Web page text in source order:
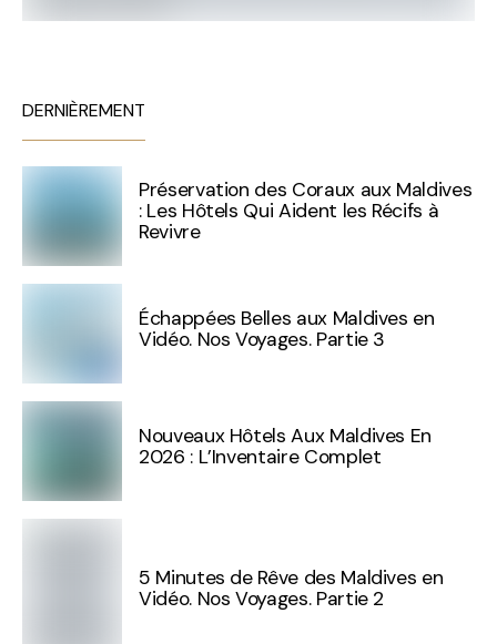
DERNIÈREMENT
Préservation des Coraux aux Maldives
: Les Hôtels Qui Aident les Récifs à
Revivre
Échappées Belles aux Maldives en
Vidéo. Nos Voyages. Partie 3
Nouveaux Hôtels Aux Maldives En
2026 : L’Inventaire Complet
5 Minutes de Rêve des Maldives en
Vidéo. Nos Voyages. Partie 2